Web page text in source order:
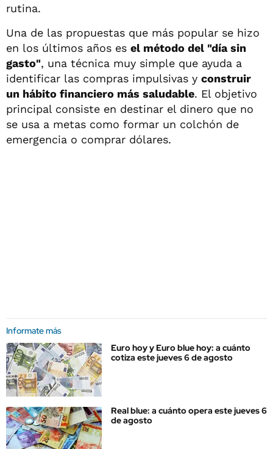
rutina.
Una de las propuestas que más popular se hizo
en los últimos años es el método del "día sin
gasto", una técnica muy simple que ayuda a
identificar las compras impulsivas y construir
un hábito financiero más saludable. El objetivo
principal consiste en destinar el dinero que no
se usa a metas como formar un colchón de
emergencia o comprar dólares.
Informate más
Euro hoy y Euro blue hoy: a cuánto
cotiza este jueves 6 de agosto
Real blue: a cuánto opera este jueves 6
de agosto